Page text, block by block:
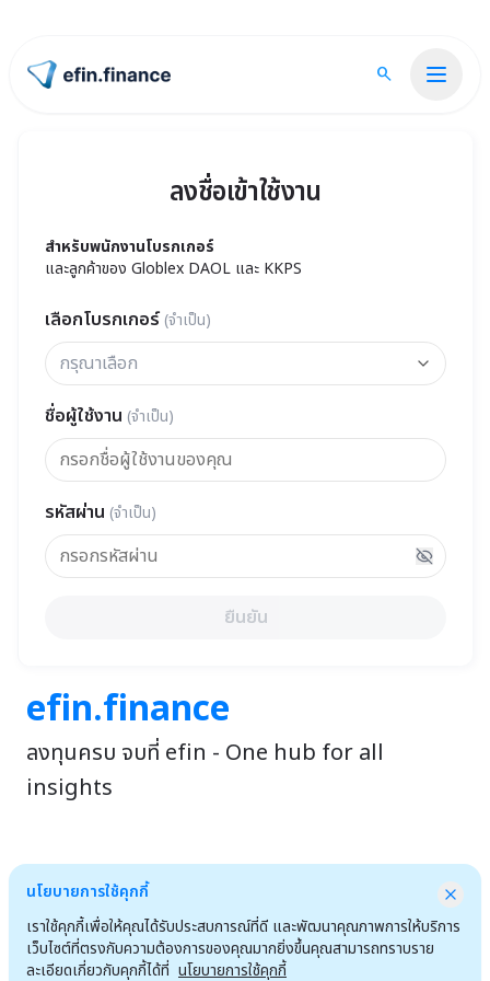
ไปหน้าแรก search
ลงชื่อเข้าใช้งาน
สำหรับพนักงานโบรกเกอร์
และลูกค้าของ Globlex DAOL และ KKPS
เลือกโบรกเกอร์(จำเป็น)
กรุณาเลือก
ชื่อผู้ใช้งาน (จำเป็น)
รหัสผ่าน (จำเป็น)
ยืนยัน
efin.finance
ลงทุนครบ จบที่ efin - One hub for all
insights
นโยบายการใช้คุกกี้
เราใช้คุกกี้เพื่อให้คุณได้รับประสบการณ์ที่ดี และพัฒนาคุณภาพการให้บริการ
เว็บไซต์ที่ตรงกับความต้องการของคุณมากยิ่งขึ้นคุณสามารถทราบราย
ละเอียดเกี่ยวกับคุกกี้ได้ที่ นโยบายการใช้คุกกี้